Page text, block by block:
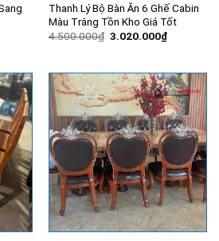
Thanh Lý Bộ Bàn Ăn 6 Ghế Cabin
Màu Trắng Tồn Kho Giá Tốt
4.500.000₫ Giá
3.020.000₫Giá
hiện